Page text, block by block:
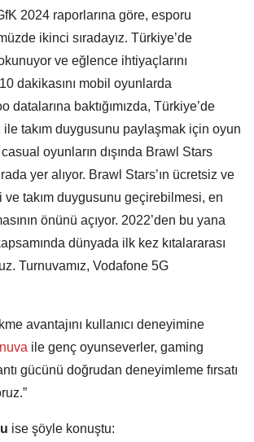
2024 raporlarına göre, esporu
ikinci sıradayız. Türkiye’de
ve eğlence ihtiyaçlarını
dakikasını mobil oyunlarda
baktığımızda, Türkiye’de
ile takım duygusunu paylaşmak için oyun
oyunların dışında Brawl Stars
yer alıyor. Brawl Stars’ın ücretsiz ve
takım duygusunu geçirebilmesi, en
önünü açıyor. 2022’den bu yana
dünyada ilk kez kıtalararası
Turnuvamız, Vodafone 5G
avantajını kullanıcı deneyimine
ile genç oyunseverler, gaming
gücünü doğrudan deneyimleme fırsatı
ise şöyle konuştu: